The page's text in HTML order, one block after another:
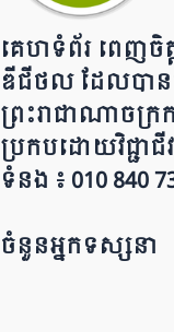
គេហទំព័រ ពេញចិ
ឌីជីថល ដែ​លបា​ន​​
ព្រះរាជាណាចក្រ​
ប្រក​ប​ដោ​​​​​​យ​វិជ្ជា
ទំនង ៖ 010 840
ចំនួនអ្នកទស្សនា